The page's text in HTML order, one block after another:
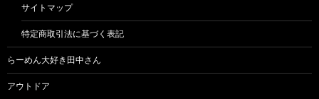
サイトマップ
特定商取引法に基づく表記
らーめん大好き田中さん
アウトドア